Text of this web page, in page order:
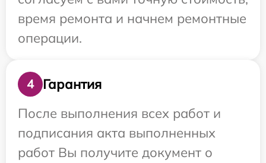
время ремонта и начнем ремонтные
операции.
4
Гарантия
После выполнения всех работ и
подписания акта выполненных
работ Вы получите документ о